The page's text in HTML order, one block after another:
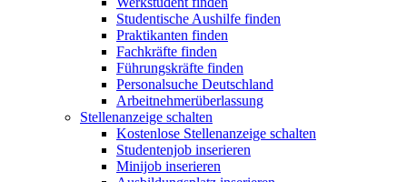
Studentische Aushilfe finden
Praktikanten finden
Fachkräfte finden
Führungskräfte finden
Personalsuche Deutschland
Arbeitnehmerüberlassung
Stellenanzeige schalten
Kostenlose Stellenanzeige schalten
Studentenjob inserieren
Minijob inserieren